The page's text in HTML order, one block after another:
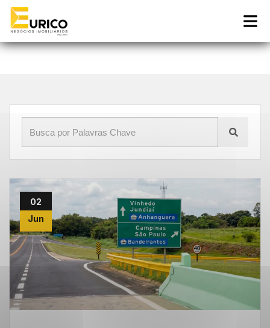
Início
02
Jun